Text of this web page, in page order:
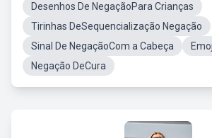
Desenhos De NegaçãoPara Crianças
Tirinhas DeSequencialização Negação
Sinal De NegaçãoCom a Cabeça
Negação DeCura